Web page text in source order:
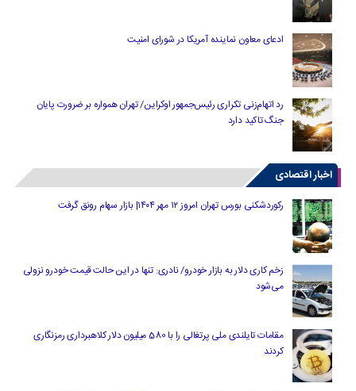
ادعای معاون نماینده آمریکا در شورای امنیت
رد اتهام‌زنی تکراری رئیس‌جمهور اوکراین/ تهران همواره بر ضرورت پایان
جنگ تاکید دارد
اخبار اقتصادی
رکوردشکنی بورس تهران امروز ۱۲ مهر ۱۴۰۴| بازار سهام رونق گرفت
زخم کاری دلار به بازار خودرو/ نادری: تنها در این حالت قیمت خودرو نزولی
می‌شود
مقامات تایلندی ملی پرتغالی را با 580 میلیون دلار کلاهبرداری رمزنگاری
کردند